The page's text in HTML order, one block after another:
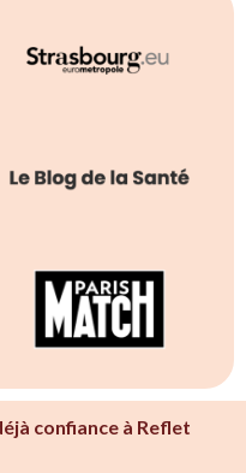
confiance à Reflet